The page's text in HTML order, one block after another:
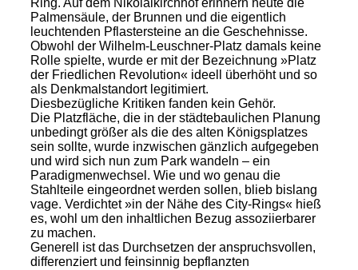
Ring. Auf dem Nikolaikirchhof erinnern heute die
Palmensäule, der Brunnen und die eigentlich
leuchtenden Pflastersteine an die Geschehnisse.
Obwohl der Wilhelm-Leuschner-Platz damals keine
Rolle spielte, wurde er mit der Bezeichnung »Platz
der Friedlichen Revolution« ideell überhöht und so
als Denkmalstandort legitimiert.
Diesbezügliche Kritiken fanden kein Gehör.
Die Platzfläche, die in der städtebaulichen Planung
unbedingt größer als die des alten Königsplatzes
sein sollte, wurde inzwischen gänzlich aufgegeben
und wird sich nun zum Park wandeln – ein
Paradigmenwechsel. Wie und wo genau die
Stahlteile eingeordnet werden sollen, blieb bislang
vage. Verdichtet »in der Nähe des City-Rings« hieß
es, wohl um den inhaltlichen Bezug assoziierbarer
zu machen.
Generell ist das Durchsetzen der anspruchsvollen,
differenziert und feinsinnig bepflanzten